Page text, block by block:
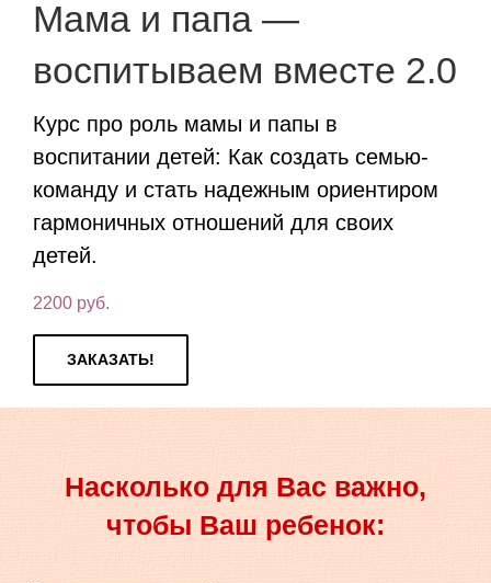
Мама и папа —
воспитываем вместе 2.0
Курс про роль мамы и папы в
воспитании детей: Как создать семью-
команду и стать надежным ориентиром
гармоничных отношений для своих
детей.
2200 руб.
ЗАКАЗАТЬ!
Насколько для Вас важно,
чтобы Ваш ребенок: